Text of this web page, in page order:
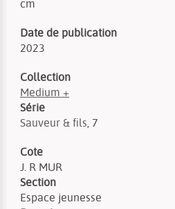
cm
Date de publication
2023
Collection
Medium +
Série
Sauveur & fils, 7
Cote
J. R MUR
Section
Espace jeunesse